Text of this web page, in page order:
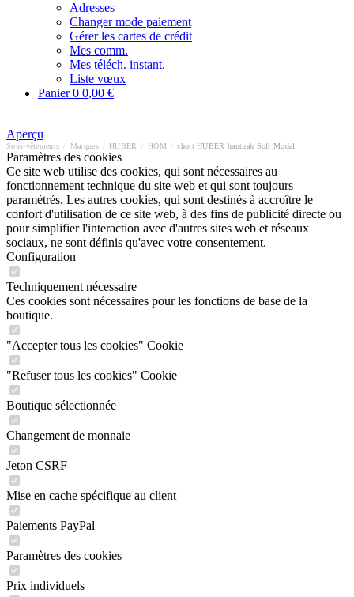
Adresses
Changer mode paiement
Gérer les cartes de crédit
Mes comm.
Mes téléch. instant.
Liste vœux
Panier0 0,00 €
Aperçu
Sous-vêtements Marques HUBER HOM short HUBER hautnah Soft Modal
Paramètres des cookies
Ce site web utilise des cookies, qui sont nécessaires au
fonctionnement technique du site web et qui sont toujours
paramétrés. Les autres cookies, qui sont destinés à accroître le
confort d'utilisation de ce site web, à des fins de publicité directe ou
pour simplifier l'interaction avec d'autres sites web et réseaux
sociaux, ne sont définis qu'avec votre consentement.
Configuration
Techniquement nécessaire
Ces cookies sont nécessaires pour les fonctions de base de la
boutique.
"Accepter tous les cookies" Cookie
"Refuser tous les cookies" Cookie
Boutique sélectionnée
Changement de monnaie
Jeton CSRF
Mise en cache spécifique au client
Paiements PayPal
Paramètres des cookies
Prix individuels